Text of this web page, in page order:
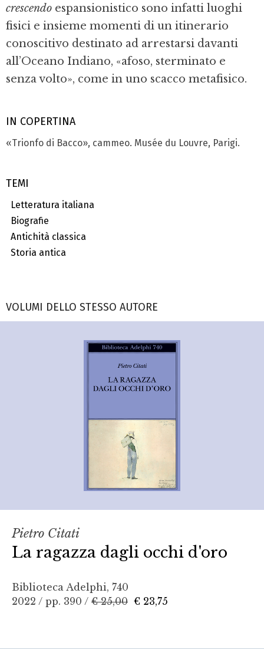
IN COPERTINA
«Trionfo di Bacco», cammeo. Musée du Louvre, Parigi.
TEMI
Letteratura italiana
Biografie
Antichità classica
Storia antica
crescendo espansionistico sono infatti luoghi
fisici e insieme momenti di un itinerario
conoscitivo destinato ad arrestarsi davanti
all’Oceano Indiano, «afoso, sterminato e
senza volto», come in uno scacco metafisico.
VOLUMI DELLO STESSO AUTORE
Pietro Citati
La ragazza dagli occhi d'oro
Biblioteca Adelphi, 740
2022 / pp. 390 / € 25,00 € 23,75